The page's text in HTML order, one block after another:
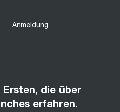
Anmeldung
die über
erfahren.